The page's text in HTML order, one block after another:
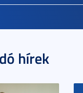
hírek